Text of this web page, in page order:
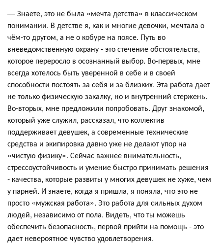
— Знаете, это не была «мечта детства» в классическом
понимании. В детстве я, как и многие девочки, мечтала о
чём-то другом, а не о кобуре на поясе. Путь во
вневедомственную охрану - это стечение обстоятельств,
которое переросло в осознанный выбор. Во-первых, мне
всегда хотелось быть уверенной в себе и в своей
способности постоять за себя и за близких. Эта работа дает
не только физическую закалку, но и внутренний стержень.
Во-вторых, мне предложили попробовать. Друг знакомой,
который уже служил, рассказал, что коллектив
поддерживает девушек, а современные технические
средства и экипировка давно уже не делают упор на
«чистую физику». Сейчас важнее внимательность,
стрессоустойчивость и умение быстро принимать решения
- качества, которые развиты у многих девушек не хуже, чем
у парней. И знаете, когда я пришла, я поняла, что это не
просто «мужская работа». Это работа для сильных духом
людей, независимо от пола. Видеть, что ты можешь
обеспечить безопасность, первой прийти на помощь - это
дает невероятное чувство удовлетворения.